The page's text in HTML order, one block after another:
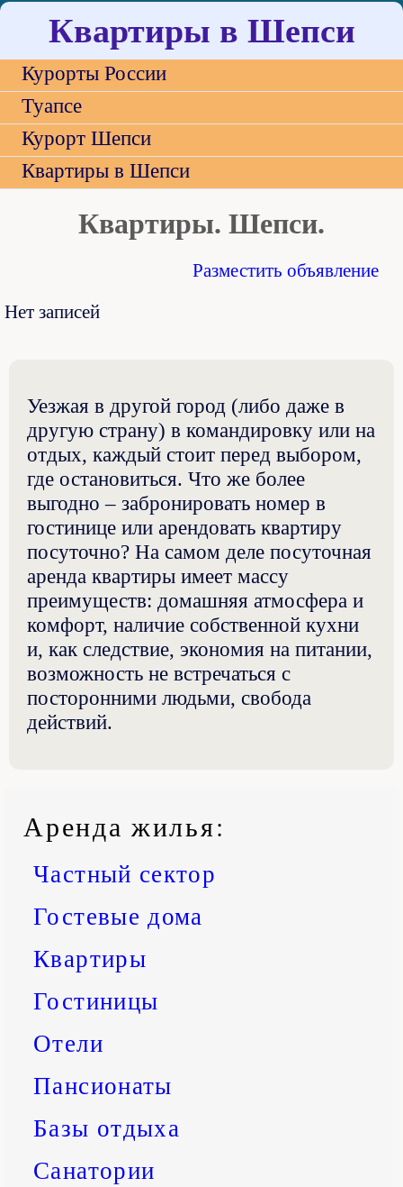
Квартиры в Шепси
Курорты России
Туапсе
Курорт Шепси
Квартиры в Шепси
Аренда жилья:
Частный сектор
Гостевые дома
Квартиры
Гостиницы
Отели
Пансионаты
Базы отдыха
Санатории
Квартиры. Шепси.
Разместить объявление
Нет записей
Уезжая в другой город (либо даже в
другую страну) в командировку или на
отдых, каждый стоит перед выбором,
где остановиться. Что же более
выгодно – забронировать номер в
гостинице или арендовать квартиру
посуточно? На самом деле посуточная
аренда квартиры имеет массу
преимуществ: домашняя атмосфера и
комфорт, наличие собственной кухни
и, как следствие, экономия на питании,
возможность не встречаться с
посторонними людьми, свобода
действий.